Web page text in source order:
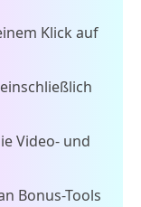
Klick auf
Video- und
Bonus-Tools